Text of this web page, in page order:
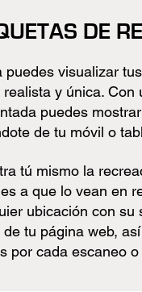
DE
puedes visualizar
realista y única. Con
puedes
de tu móvil o
tú mismo la
a que lo vean en
ubicación con su
de tu página web,
por cada escaneo